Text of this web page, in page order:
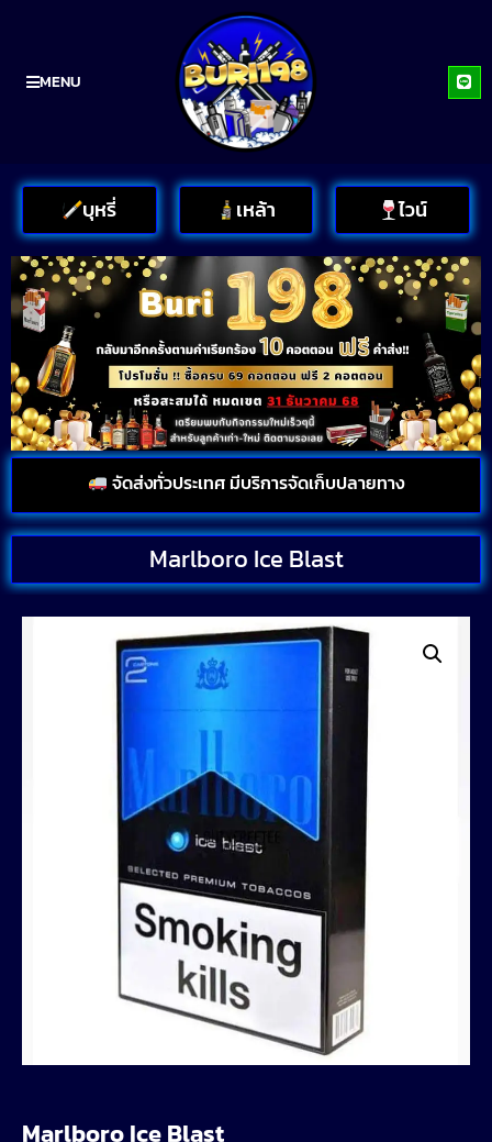
MENU
บุหรี่ เหล้า ไวน์
จัดส่งทั่วประเทศ มีบริการจัดเก็บปลายทาง
Marlboro Ice Blast
Marlboro Ice Blast